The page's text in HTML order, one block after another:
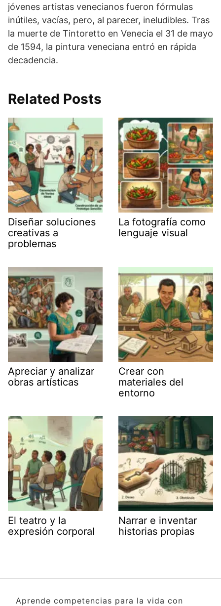
jóvenes artistas venecianos fueron fórmulas
inútiles, vacías, pero, al parecer, ineludibles. Tras
la muerte de Tintoretto en Venecia el 31 de mayo
de 1594, la pintura veneciana entró en rápida
decadencia.
Related Posts
Diseñar soluciones
creativas a
problemas
La fotografía como
lenguaje visual
Apreciar y analizar
obras artísticas
Crear con
materiales del
entorno
El teatro y la
expresión corporal
Narrar e inventar
historias propias
Aprende competencias para la vida con